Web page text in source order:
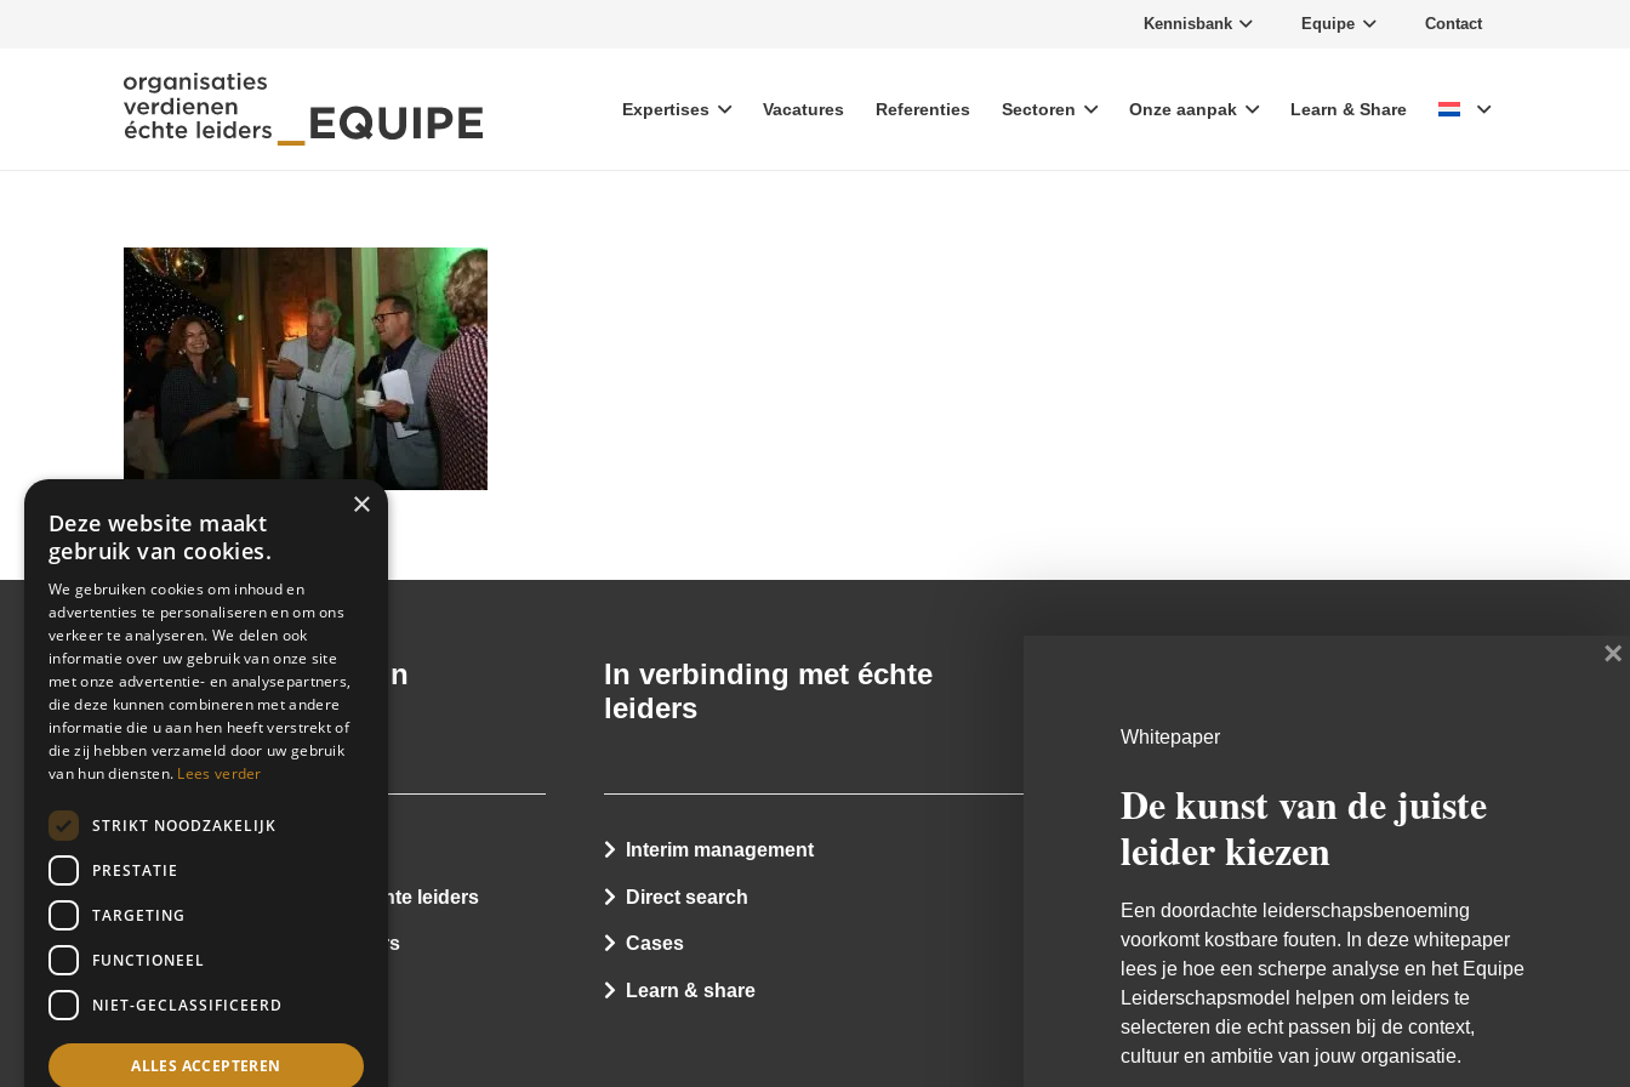
Kennisbank Equipe Contact
Expertises Vacatures Referenties Sectoren Onze aanpak Learn & Share
Voor échte leiders in
beweging
Positiewisselingen van échte leiders
Interviews met échte leiders
In verbinding met échte
leiders
Interim management
Direct search
Cases
Learn & share
Whitepaper
De kunst van de juiste
leider kiezen
Een doordachte leiderschapsbenoeming
voorkomt kostbare fouten. In deze whitepaper
lees je hoe een scherpe analyse en het Equipe
Leiderschapsmodel helpen om leiders te
selecteren die echt passen bij de context,
cultuur en ambitie van jouw organisatie.
×
×
Deze website maakt
gebruik van cookies.
We gebruiken cookies om inhoud en
advertenties te personaliseren en om ons
verkeer te analyseren. We delen ook
informatie over uw gebruik van onze site
met onze advertentie- en analysepartners,
die deze kunnen combineren met andere
informatie die u aan hen heeft verstrekt of
die zij hebben verzameld door uw gebruik
van hun diensten. Lees verder
STRIKT NOODZAKELIJK
PRESTATIE
TARGETING
FUNCTIONEEL
NIET-GECLASSIFICEERD
ALLES ACCEPTEREN